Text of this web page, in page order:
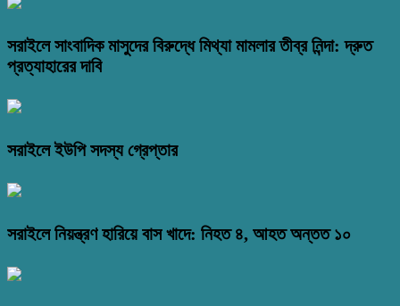
সরাইলে সাংবাদিক মাসুদের বিরুদ্ধে মিথ্যা মামলার তীব্র নিন্দা: দ্রুত
প্রত্যাহারের দাবি
সরাইলে ইউপি সদস্য গ্রেপ্তার
সরাইলে নিয়ন্ত্রণ হারিয়ে বাস খাদে: নিহত ৪, আহত অন্তত ১০